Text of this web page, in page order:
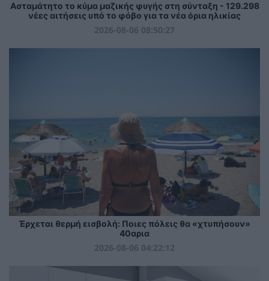
Ασταμάτητο το κύμα μαζικής φυγής στη σύνταξη - 129.298
νέες αιτήσεις υπό το φόβο για τα νέα όρια ηλικίας
2026-08-06 08:50:27
Έρχεται θερμή εισβολή: Ποιες πόλεις θα «χτυπήσουν»
40αρια
2026-08-06 04:22:12